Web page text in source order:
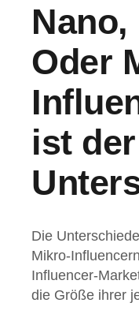
Oder
ist der
Die
Mikro-
Influencer-
die Größe ihrer